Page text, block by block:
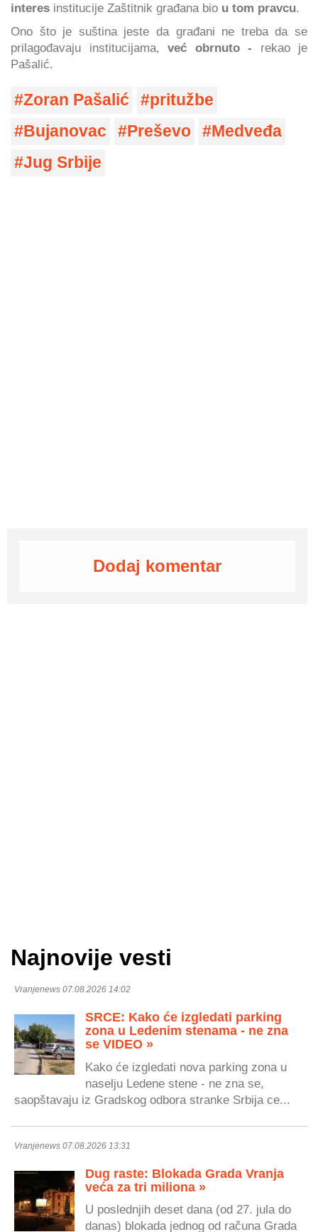
interes institucije Zaštitnik građana bio u tom pravcu.
Ono što je suština jeste da građani ne treba da se
prilagođavaju institucijama, već obrnuto - rekao je
Pašalić.
Zoran Pašalić
pritužbe
Bujanovac
Preševo
Medveđa
Jug Srbije
Dodaj komentar
Najnovije vesti
Vranjenews 07.08.2026 14:02
SRCE: Kako će izgledati parking
zona u Ledenim stenama - ne zna
se VIDEO »
Kako će izgledati nova parking zona u
naselju Ledene stene - ne zna se,
saopštavaju iz Gradskog odbora stranke Srbija ce...
Vranjenews 07.08.2026 13:31
Dug raste: Blokada Grada Vranja
veća za tri miliona »
U poslednjih deset dana (od 27. jula do
danas) blokada jednog od računa Grada